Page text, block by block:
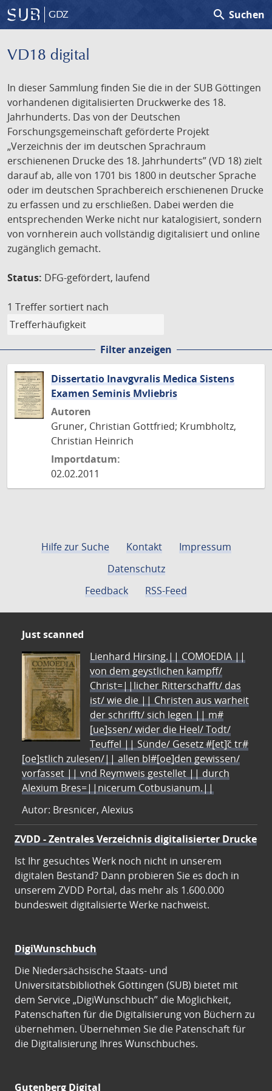
GDZ search Suchen
VD18 digital
In dieser Sammlung finden Sie die in der SUB Göttingen
vorhandenen digitalisierten Druckwerke des 18.
Jahrhunderts. Das von der Deutschen
Forschungsgemeinschaft geförderte Projekt
„Verzeichnis der im deutschen Sprachraum
erschienenen Drucke des 18. Jahrhunderts” (VD 18) zielt
darauf ab, alle von 1701 bis 1800 in deutscher Sprache
oder im deutschen Sprachbereich erschienenen Drucke
zu erfassen und zu erschließen. Dabei werden die
entsprechenden Werke nicht nur katalogisiert, sondern
von vornherein auch vollständig digitalisiert und online
zugänglich gemacht.
Status: DFG-gefördert, laufend
1 Treffer sortiert nach
Filter anzeigen
Dissertatio Inavgvralis Medica Sistens
Examen Seminis Mvliebris
Autoren
Gruner, Christian Gottfried; Krumbholtz,
Christian Heinrich
Importdatum:
02.02.2011
Hilfe zur Suche Kontakt
Impressum
Datenschutz
Feedback
RSS-Feed
Just scanned
Lienhard Hirsing.|| COMOEDIA ||
von dem geystlichen kampff/
Christ=||licher Ritterschafft/ das
ist/ wie die || Christen aus warheit
der schrifft/ sich legen || m#
[ue]ssen/ wider die Heel/ Todt/
Teuffel || Sünde/ Gesetz #[et]c̃ tr#
[oe]stlich zulesen/|| allen bl#[oe]den gewissen/
vorfasset || vnd Reymweis gestellet || durch
Alexium Bres=||nicerum Cotbusianum.||
Autor: Bresnicer, Alexius
ZVDD - Zentrales Verzeichnis digitalisierter Drucke
Ist Ihr gesuchtes Werk noch nicht in unserem
digitalen Bestand? Dann probieren Sie es doch in
unserem ZVDD Portal, das mehr als 1.600.000
bundesweit digitalisierte Werke nachweist.
DigiWunschbuch
Die Niedersächsische Staats- und
Universitätsbibliothek Göttingen (SUB) bietet mit
dem Service „DigiWunschbuch” die Möglichkeit,
Patenschaften für die Digitalisierung von Büchern zu
übernehmen. Übernehmen Sie die Patenschaft für
die Digitalisierung Ihres Wunschbuches.
Gutenberg Digital